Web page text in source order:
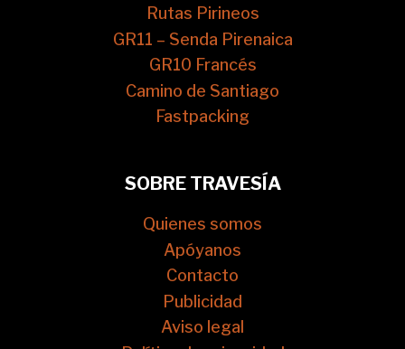
Rutas Pirineos
GR11 – Senda Pirenaica
GR10 Francés
Camino de Santiago
Fastpacking
SOBRE TRAVESÍA
Quienes somos
Apóyanos
Contacto
Publicidad
Aviso legal